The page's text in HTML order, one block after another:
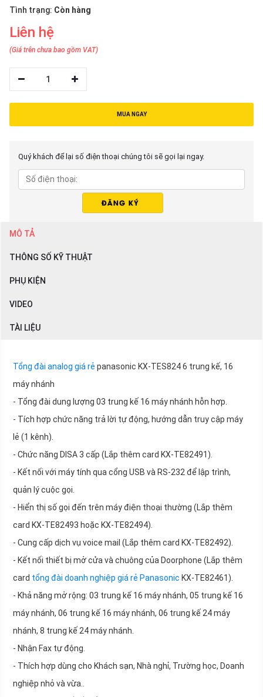
Tình trạng: Còn hàng
Liên hệ
(Giá trên chưa bao gồm VAT)
1
MUA NGAY
Quý khách để lại số điện thoại chúng tôi sẽ gọi lại ngay.
MÔ TẢ
THÔNG SỐ KỸ THUẬT
PHỤ KIỆN
VIDEO
TÀI LIỆU
Tổng đài analog giá rẻ panasonic KX-TES824 6 trung kế, 16
máy nhánh
- Tổng đài dung lượng 03 trung kế 16 máy nhánh hỗn hợp.
- Tích hợp chức năng trả lời tự động, hướng dẫn truy cập máy
lẻ (1 kênh).
- Chức năng DISA 3 cấp (Lắp thêm card KX-TE82491).
- Kết nối với máy tính qua cổng USB và RS-232 để lập trình,
quản lý cuộc gọi.
- Hiển thị số gọi đến trên máy điện thoại thường (Lắp thêm
card KX-TE82493 hoặc KX-TE82494).
- Cung cấp dịch vụ voice mail (Lắp thêm card KX-TE82492).
- Kết nối thiết bị mở cửa và chuông của Doorphone (Lắp thêm
card tổng đài doanh nghiệp giá rẻ Panasonic KX-TE82461).
- Khả năng mở rộng: 03 trung kế 16 máy nhánh, 05 trung kế 16
máy nhánh, 06 trung kế 16 máy nhánh, 06 trung kế 24 máy
nhánh, 8 trung kế 24 máy nhánh.
- Nhận Fax tự động.
- Thích hợp dùng cho Khách sạn, Nhà nghỉ, Trường học, Doanh
nghiệp nhỏ và vừa..
English